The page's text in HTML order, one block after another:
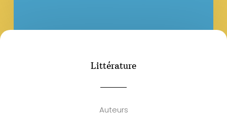
Littérature
Auteurs